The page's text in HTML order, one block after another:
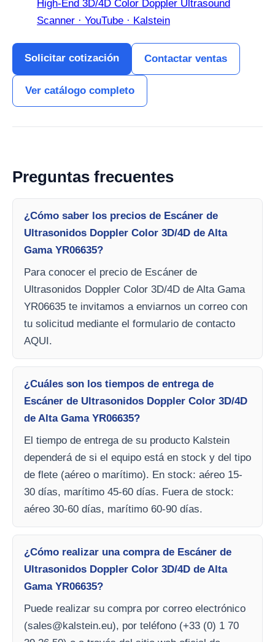
High-End 3D/4D Color Doppler Ultrasound
Scanner · YouTube · Kalstein
Solicitar cotización Contactar ventas
Ver catálogo completo
Preguntas frecuentes
¿Cómo saber los precios de Escáner de
Ultrasonidos Doppler Color 3D/4D de Alta
Gama YR06635?
Para conocer el precio de Escáner de
Ultrasonidos Doppler Color 3D/4D de Alta Gama
YR06635 te invitamos a enviarnos un correo con
tu solicitud mediante el formulario de contacto
AQUI.
¿Cuáles son los tiempos de entrega de
Escáner de Ultrasonidos Doppler Color 3D/4D
de Alta Gama YR06635?
El tiempo de entrega de su producto Kalstein
dependerá de si el equipo está en stock y del tipo
de flete (aéreo o marítimo). En stock: aéreo 15-
30 días, marítimo 45-60 días. Fuera de stock:
aéreo 30-60 días, marítimo 60-90 días.
¿Cómo realizar una compra de Escáner de
Ultrasonidos Doppler Color 3D/4D de Alta
Gama YR06635?
Puede realizar su compra por correo electrónico
(sales@kalstein.eu), por teléfono (+33 (0) 1 70